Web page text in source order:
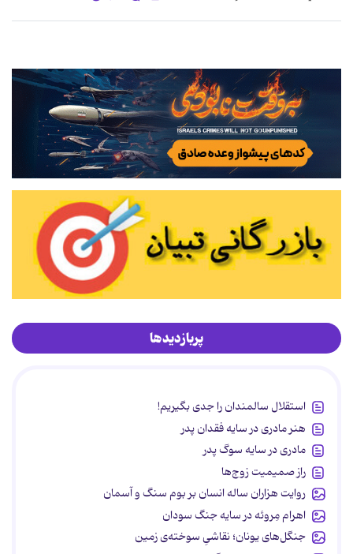
پربازدیدها
استقلال سالمندان را جدی بگیریم!
هنر مادری در سایه‌ فقدان پدر
مادری در سایه سوگ پدر
راز صمیمیت زوج‌ها
روایت هزاران ساله انسان بر بوم سنگ و آسمان
اهرام مِروئه در سایه جنگ سودان
جنگل‌های یونان؛ نقاشیِ سوخته‌ی زمین